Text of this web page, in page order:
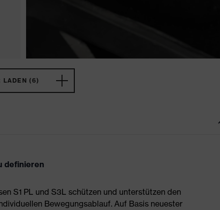
LADEN (6)
definieren
S1 PL und S3L schützen und unterstützen den
Bewegungsablauf. Auf Basis neuester